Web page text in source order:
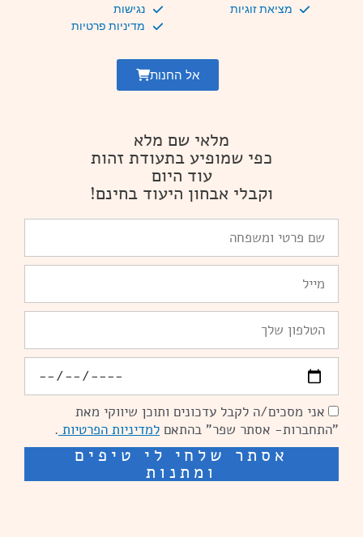
מציאת זוגיות
נגישות
מדיניות פרטיות
אל החנות
מלאי שם מלא
כפי שמופיע בתעודת זהות
עוד היום
וקבלי אבחון היעוד בחינם!
פרטי
ומשפחה
הסכמהאני מסכים/ה לקבל עדכונים ותוכן שיווקי מאת
"התחברות- אסתר שפר" בהתאם למדיניות הפרטיות .
אסתר שלחי לי טיפים
ומתנות